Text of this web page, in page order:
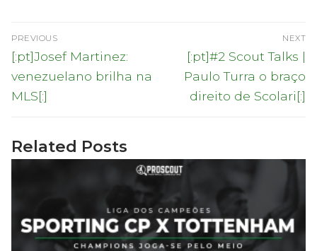
Navegação
de
artigos
PREVIOUS
Previous
post:
[:pt]Josef Martinez:
venezuelano brilha na
MLS[:]
NEXT
Next
post:
[:pt]#2 Scout Talks |
Paulo Turra o braço
direito de Scolari[:]
Related Posts